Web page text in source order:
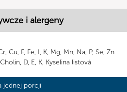
i alergeny
Cu, F, Fe, I, K, Mg, Mn, Na, P, Se, Zn
D, E, K, Kyselina listová
jednej porcji